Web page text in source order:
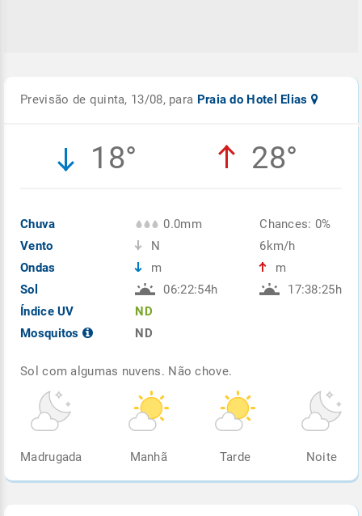
Previsão de quinta, 13/08, para Praia do Hotel Elias
18° 28°
Chuva
Vento
Ondas
Sol
Índice UV
Mosquitos
0.0mm
N
m
06:22:54h
ND
ND
Chances: 0%
6km/h
m
17:38:25h
Sol com algumas nuvens. Não chove.
Madrugada Manhã Tarde Noite